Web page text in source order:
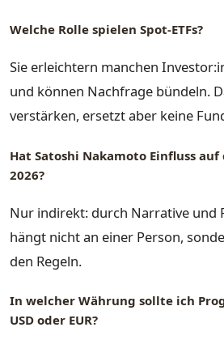
Welche Rolle spielen Spot-ETFs?
Sie erleichtern manchen
und können Nachfrage bündeln.
verstärken, ersetzt aber keine
Hat Satoshi Nakamoto Einfluss
2026?
Nur indirekt: durch Narrative und
hängt nicht an einer Person,
den Regeln.
In welcher Währung sollte ich
USD oder EUR?